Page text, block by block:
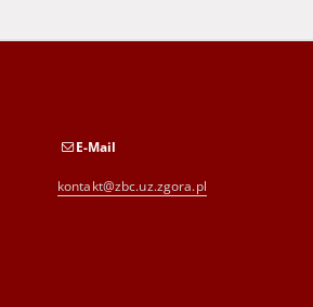
E-Mail
kontakt@zbc.uz.zgora.pl